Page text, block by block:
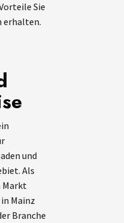
Sie
erhalten.
und
Als
Markt
Mainz
Branche